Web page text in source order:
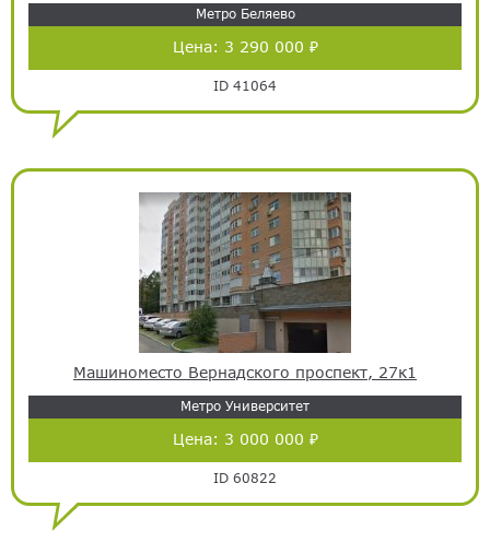
Метро Беляево
Цена: 3 290 000 ₽
ID 41064
Машиноместо Вернадского проспект, 27к1
Метро Университет
Цена: 3 000 000 ₽
ID 60822